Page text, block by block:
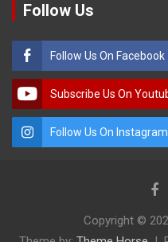
Follow Us
Follow Us On Facebook
Subscribe Us On
Follow Us On Instagram
Copyright ©